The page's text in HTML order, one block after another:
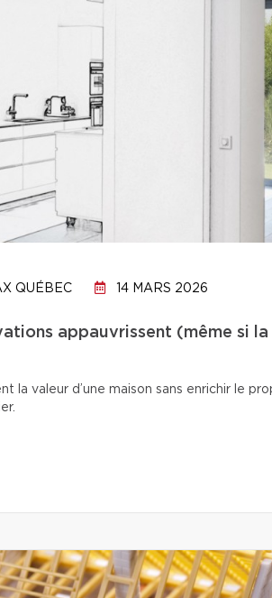
QUÉBEC 14 MARS 2026
appauvrissent (même si
la valeur d’une maison sans enrichir le